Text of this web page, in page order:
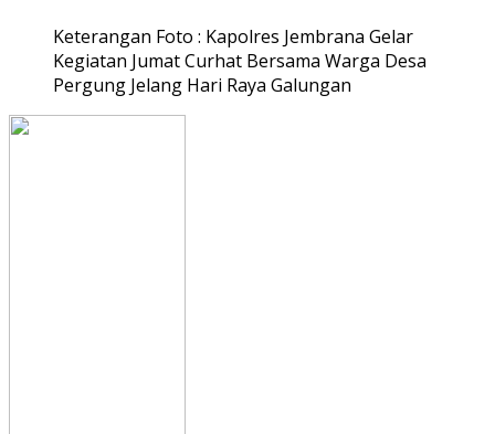
Keterangan Foto : Kapolres Jembrana Gelar
Kegiatan Jumat Curhat Bersama Warga Desa
Pergung Jelang Hari Raya Galungan